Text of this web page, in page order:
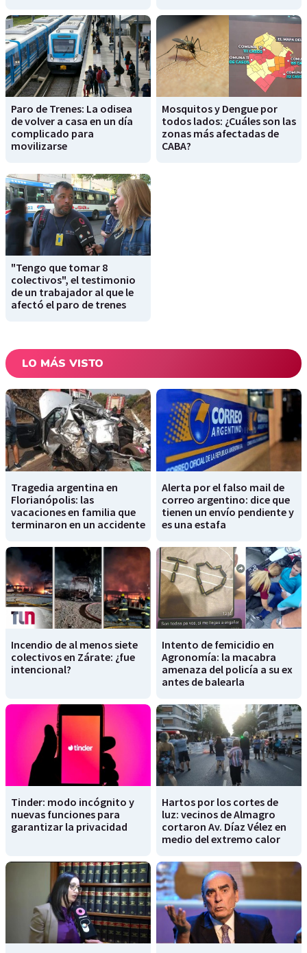
Paro de Trenes: La odisea
de volver a casa en un día
complicado para
movilizarse
Mosquitos y Dengue por
todos lados: ¿Cuáles son las
zonas más afectadas de
CABA?
"Tengo que tomar 8
colectivos", el testimonio
de un trabajador al que le
afectó el paro de trenes
LO MÁS VISTO
Tragedia argentina en
Florianópolis: las
vacaciones en familia que
terminaron en un accidente
Alerta por el falso mail de
correo argentino: dice que
tienen un envío pendiente y
es una estafa
Incendio de al menos siete
colectivos en Zárate: ¿fue
intencional?
Intento de femicidio en
Agronomía: la macabra
amenaza del policía a su ex
antes de balearla
Tinder: modo incógnito y
nuevas funciones para
garantizar la privacidad
Hartos por los cortes de
luz: vecinos de Almagro
cortaron Av. Díaz Vélez en
medio del extremo calor